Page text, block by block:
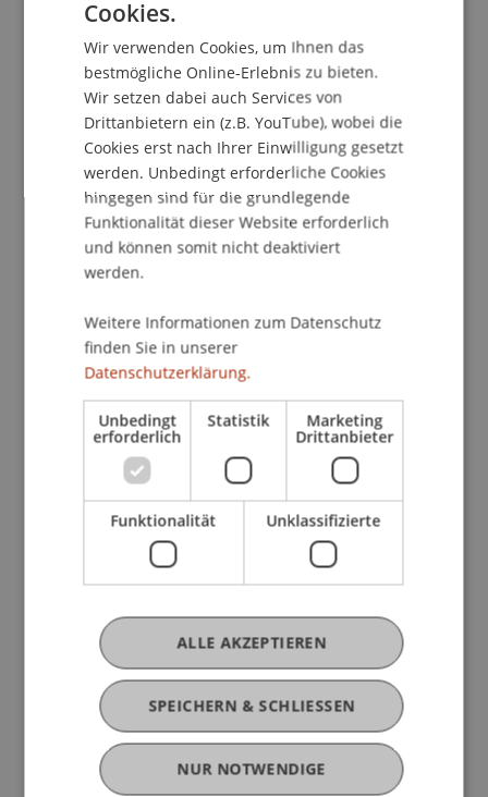
authentischen Einblick in die Herausforderungen
und Erfolgsfaktoren des Unternehmertums
ermöglichten.
Zum Abschluss der rund zweistündigen
Veranstaltung widmeten sich die Teilnehmenden
gemeinsam mit Meier drei Case Studies zu
Unternehmern, die in vermeintlich gesättigten
Märkten dennoch erfolgreiche Geschäftsmodelle
etabliert haben:
Mate Rimac (Automobilindustrie)
Ben Francis (Sportbekleidung)
Die Studierenden beteiligten sich aktiv mit
Fragen, Einschätzungen und eigenen Ideen, was
zu einem lebhaften und interaktiven Austausch
Die Vorlesung war sehr gut besucht und stiess
auf durchweg positives Feedback. Sie bot den
Teilnehmenden nicht nur wertvolle Einblicke in die
Theorie und Praxis der Unternehmensgründung,
sondern auch Inspiration und Motivation, eigene
unternehmerische Wege zu gehen.
Cookies.
Wir verwenden Cookies, um Ihnen das
bestmögliche Online-Erlebnis zu bieten.
Wir setzen dabei auch Services von
Drittanbietern ein (z.B. YouTube), wobei die
Cookies erst nach Ihrer Einwilligung gesetzt
werden. Unbedingt erforderliche Cookies
hingegen sind für die grundlegende
Funktionalität dieser Website erforderlich
und können somit nicht deaktiviert
werden.
Weitere Informationen zum Datenschutz
finden Sie in unserer
Datenschutzerklärung.
Unbedingt
erforderlich
Statistik Marketing
Drittanbieter
Funktionalität Unklassifizierte
SPEICHERN & SCHLIESSEN
ALLE AKZEPTIEREN
NUR NOTWENDIGE